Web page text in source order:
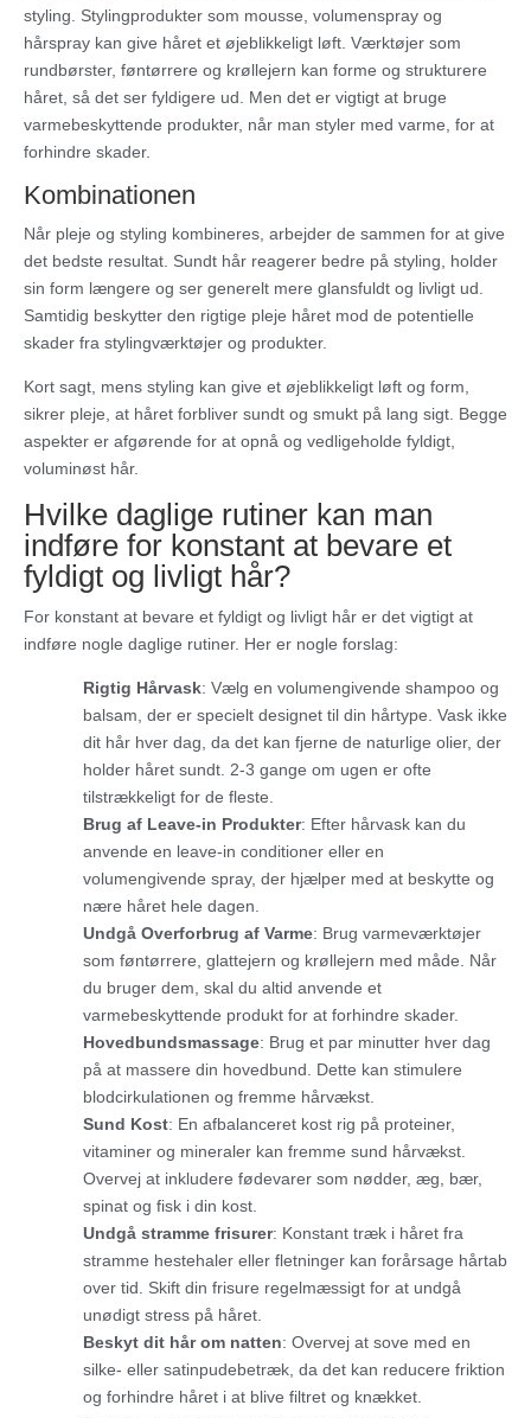
styling. Stylingprodukter som mousse, volumenspray og
hårspray kan give håret et øjeblikkeligt løft. Værktøjer som
rundbørster, føntørrere og krøllejern kan forme og strukturere
håret, så det ser fyldigere ud. Men det er vigtigt at bruge
varmebeskyttende produkter, når man styler med varme, for at
forhindre skader.
Kombinationen
Når pleje og styling kombineres, arbejder de sammen for at give
det bedste resultat. Sundt hår reagerer bedre på styling, holder
sin form længere og ser generelt mere glansfuldt og livligt ud.
Samtidig beskytter den rigtige pleje håret mod de potentielle
skader fra stylingværktøjer og produkter.
Kort sagt, mens styling kan give et øjeblikkeligt løft og form,
sikrer pleje, at håret forbliver sundt og smukt på lang sigt. Begge
aspekter er afgørende for at opnå og vedligeholde fyldigt,
voluminøst hår.
Hvilke daglige rutiner kan man
indføre for konstant at bevare et
fyldigt og livligt hår?
For konstant at bevare et fyldigt og livligt hår er det vigtigt at
indføre nogle daglige rutiner. Her er nogle forslag:
Rigtig Hårvask: Vælg en volumengivende shampoo og
balsam, der er specielt designet til din hårtype. Vask ikke
dit hår hver dag, da det kan fjerne de naturlige olier, der
holder håret sundt. 2-3 gange om ugen er ofte
tilstrækkeligt for de fleste.
Brug af Leave-in Produkter: Efter hårvask kan du
anvende en leave-in conditioner eller en
volumengivende spray, der hjælper med at beskytte og
nære håret hele dagen.
Undgå Overforbrug af Varme: Brug varmeværktøjer
som føntørrere, glattejern og krøllejern med måde. Når
du bruger dem, skal du altid anvende et
varmebeskyttende produkt for at forhindre skader.
Hovedbundsmassage: Brug et par minutter hver dag
på at massere din hovedbund. Dette kan stimulere
blodcirkulationen og fremme hårvækst.
Sund Kost: En afbalanceret kost rig på proteiner,
vitaminer og mineraler kan fremme sund hårvækst.
Overvej at inkludere fødevarer som nødder, æg, bær,
spinat og fisk i din kost.
Undgå stramme frisurer: Konstant træk i håret fra
stramme hestehaler eller fletninger kan forårsage hårtab
over tid. Skift din frisure regelmæssigt for at undgå
unødigt stress på håret.
Beskyt dit hår om natten: Overvej at sove med en
silke- eller satinpudebetræk, da det kan reducere friktion
og forhindre håret i at blive filtret og knækket.